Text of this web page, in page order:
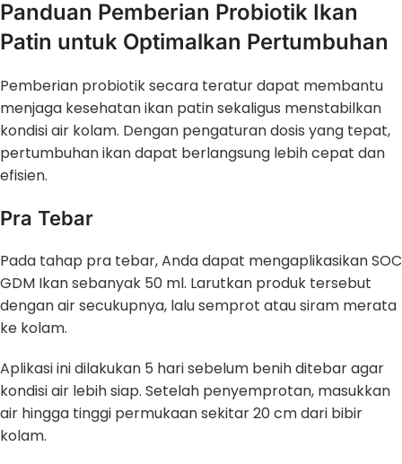
Panduan Pemberian Probiotik Ikan
Patin untuk Optimalkan Pertumbuhan
Pemberian probiotik secara teratur dapat membantu
menjaga kesehatan ikan patin sekaligus menstabilkan
kondisi air kolam. Dengan pengaturan dosis yang tepat,
pertumbuhan ikan dapat berlangsung lebih cepat dan
efisien.
Pra Tebar
Pada tahap pra tebar, Anda dapat mengaplikasikan SOC
GDM Ikan sebanyak 50 ml. Larutkan produk tersebut
dengan air secukupnya, lalu semprot atau siram merata
ke kolam.
Aplikasi ini dilakukan 5 hari sebelum benih ditebar agar
kondisi air lebih siap. Setelah penyemprotan, masukkan
air hingga tinggi permukaan sekitar 20 cm dari bibir
kolam.